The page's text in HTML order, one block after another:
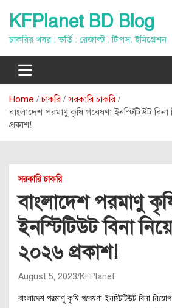
content
KFPlanet BD Blog
চাকরির খবর : ভর্তি : রেজাল্ট : টিপস: ইমিগ্রেশন
Home চাকরি
সরকারি চাকরি
বাংলাদেশ পরমাণু কৃষি গবেষণা ইনস্টিটিউট বিনা
প্রকাশ!
সরকারি চাকরি
বাংলাদেশ পরমাণু
ইনস্টিটিউট বিনা
২০২৬ প্রকাশ!
August 5, 2023 KFPlanet
বাংলাদেশ পরমাণু কৃষি গবেষণা ইনস্টিটিউট বিনা